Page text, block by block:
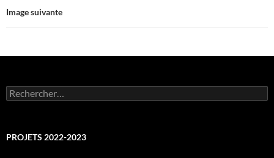
Image suivante
Rechercher :
PROJETS 2022-2023